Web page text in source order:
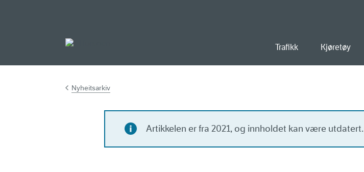
Trafikk Kjøretøy
Nyheitsarkiv
Artikkelen er fra 2021, og innholdet kan være utdatert.